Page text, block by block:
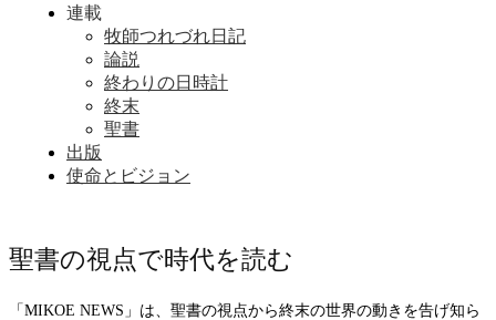
連載
牧師つれづれ日記
論説
終わりの日時計
終末
聖書
出版
使命とビジョン
聖書の視点で時代を読む
「MIKOE NEWS」は、聖書の視点から終末の世界の動きを告げ知ら